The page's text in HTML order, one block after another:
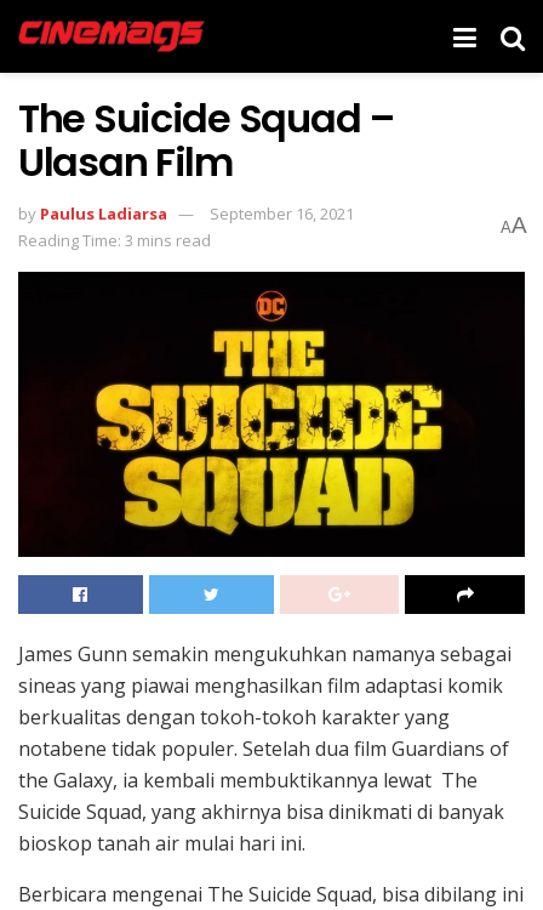
The Suicide Squad –
Ulasan Film
by Paulus Ladiarsa
September 16, 2021
Reading Time: 3 mins read
AA
James Gunn semakin mengukuhkan namanya sebagai
sineas yang piawai menghasilkan film adaptasi komik
berkualitas dengan tokoh-tokoh karakter yang
notabene tidak populer. Setelah dua film Guardians of
the Galaxy, ia kembali membuktikannya lewat The
Suicide Squad, yang akhirnya bisa dinikmati di banyak
bioskop tanah air mulai hari ini.
Berbicara mengenai The Suicide Squad, bisa dibilang ini